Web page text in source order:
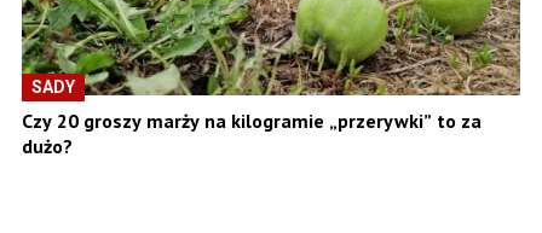
SADY
Czy 20 groszy marży na kilogramie „przerywki” to za
dużo?